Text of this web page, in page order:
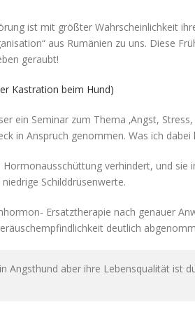
ist mit größter Wahrscheinlichkeit
aus Rumänien zu uns. Diese
geraubt!
Kastration beim Hund)
ein Seminar zum Thema ‚Angst,
in Anspruch genommen. Was ich
verhindert, und sie
Schilddrüsenwerte.
Ersatztherapie nach genauer
deutlich
Angsthund aber ihre Lebensqualität ist